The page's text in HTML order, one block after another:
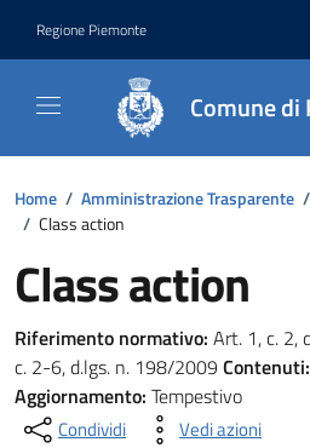
Regione Piemonte
Comune di
Home / Amministrazione Trasparente /
/ Class action
Class action
Riferimento normativo: Art. 1, c. 2,
c. 2-6, d.lgs. n. 198/2009 Contenuti:
Aggiornamento: Tempestivo
Condividi Vedi azioni